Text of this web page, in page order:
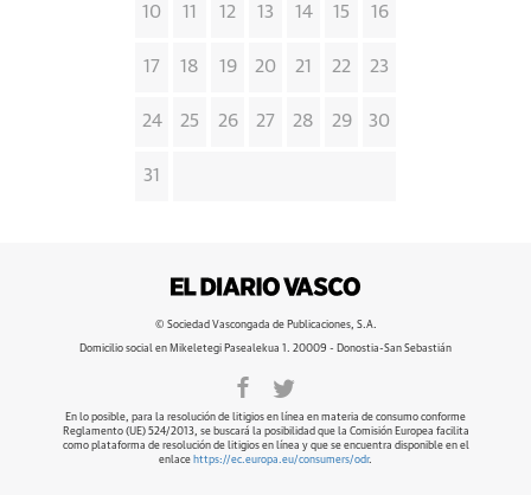
10 11 12 13 14 15 16
17 18 19 20 21 22 23
24 25 26 27 28 29 30
31
© Sociedad Vascongada de Publicaciones, S.A.
Domicilio social en Mikeletegi Pasealekua 1. 20009 - Donostia-San Sebastián
En lo posible, para la resolución de litigios en línea en materia de consumo conforme
Reglamento (UE) 524/2013, se buscará la posibilidad que la Comisión Europea facilita
como plataforma de resolución de litigios en línea y que se encuentra disponible en el
enlace https://ec.europa.eu/consumers/odr.